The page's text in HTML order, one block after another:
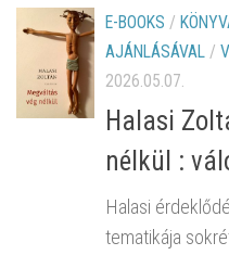
E-BOOKS /
AJÁNLÁSÁVAL /
2026.05.07.
Halasi
nélkül :
Halasi
tematikája